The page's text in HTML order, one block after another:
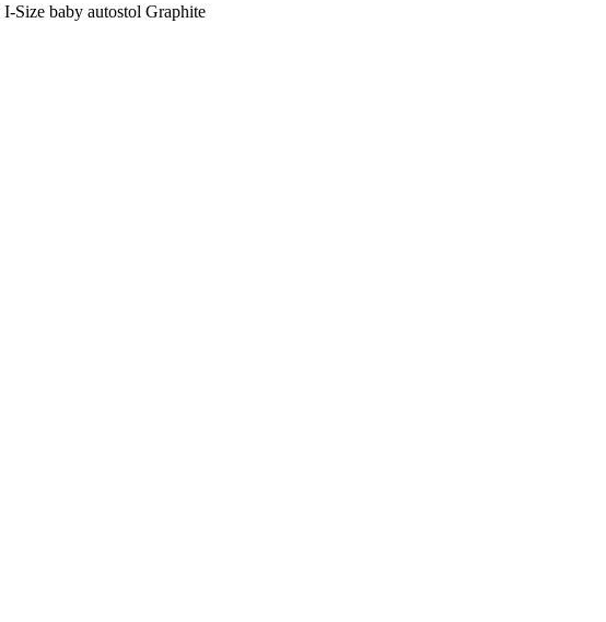
Size baby autostol Graphite